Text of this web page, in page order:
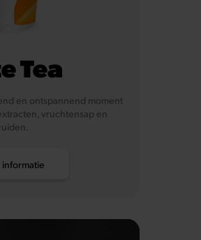
Tea
en ontspannend moment
vruchtensap en